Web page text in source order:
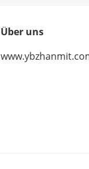
Über uns